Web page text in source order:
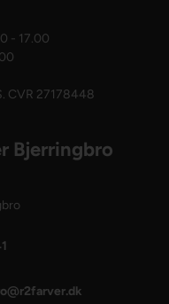
- 17.00
CVR 27178448
Bjerringbro